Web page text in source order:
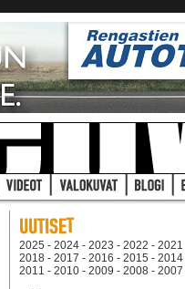
2025 - 2024 - 2023 - 2022 - 2021
2018 - 2017 - 2016 - 2015 - 2014
2011 - 2010 - 2009 - 2008 - 2007